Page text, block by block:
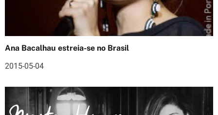
d
Ana Bacalhau estreia-se no Brasil
2015-05-04